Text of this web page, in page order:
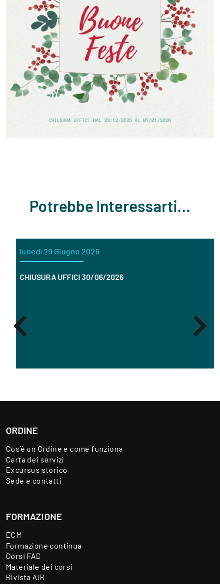
Potrebbe Interessarti...
lunedì 29 Giugno 2026
CHIUSURA UFFICI 30/06/2026
ORDINE
Cos’è un Ordine e come funziona
Carta dei servizi
Excursus storico
Sede e contatti
FORMAZIONE
ECM
Formazione continua
Corsi FAD
Materiale dei corsi
Rivista AIR